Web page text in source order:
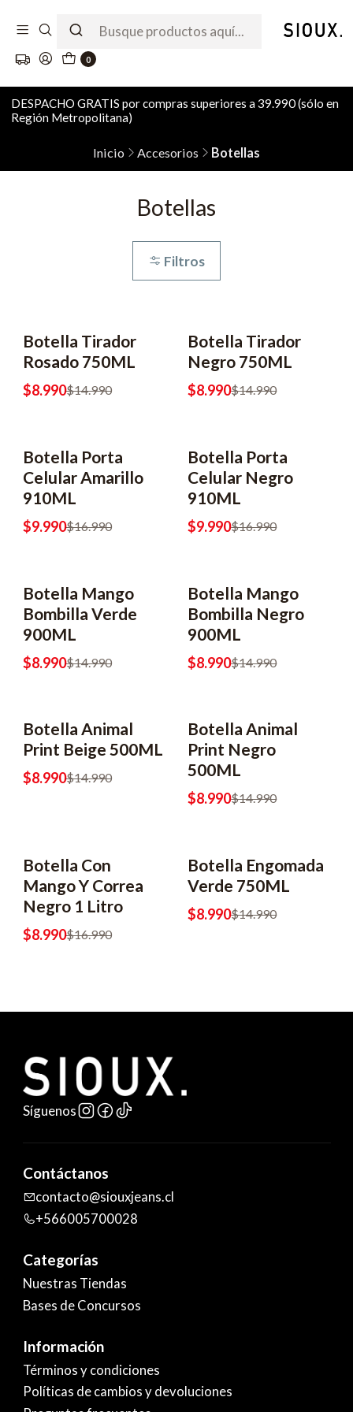
0
DESPACHO GRATIS por compras superiores a 39.990 (sólo en
Región Metropolitana)
Inicio Accesorios Botellas
Botellas
Filtros
-40% OFF
Botella Tirador
Rosado 750ML
$8.990$14.990
-40% OFF
Botella Tirador
Negro 750ML
$8.990$14.990
-41% OFF
Botella Porta
Celular Amarillo
910ML
$9.990$16.990
-41% OFF
Botella Porta
Celular Negro
910ML
$9.990$16.990
-40% OFF
Botella Mango
Bombilla Verde
900ML
$8.990$14.990
-40% OFF
Botella Mango
Bombilla Negro
900ML
$8.990$14.990
-40% OFF
Botella Animal
Print Beige 500ML
$8.990$14.990
-40% OFF
Botella Animal
Print Negro
500ML
$8.990$14.990
-47% OFF
Botella Con
Mango Y Correa
Negro 1 Litro
$8.990$16.990
-40% OFF
Botella Engomada
Verde 750ML
$8.990$14.990
Síguenos
Contáctanos
contacto@siouxjeans.cl
+566005700028
Categorías
Nuestras Tiendas
Bases de Concursos
Información
Términos y condiciones
Políticas de cambios y devoluciones